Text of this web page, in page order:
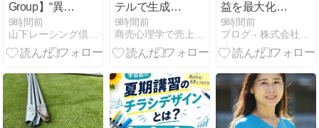
Group】“異質
な外食企業”が
仕掛ける、カ
ルチャーハ
レル・モータ
ーカルチャー
が交差する
「GARAGE
9時間前
山下レーシング倶楽部 | モータースポーツ応援番組
テルで生成AI
セミナーの講
師を担当しま
した
9時間前
益を最大化！
予約管理シス
テム
『Spekan』
9時間前